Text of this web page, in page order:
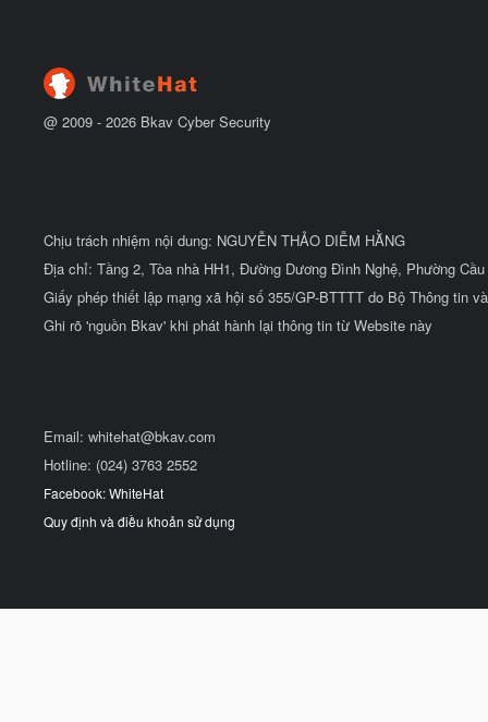
@ 2009 - 2026 Bkav Cyber Security
Chịu trách nhiệm nội dung: NGUYỄN THẢO DIỄM HẰNG
Địa chỉ: Tầng 2, Tòa nhà HH1, Đường Dương Đình Nghệ, Phường
Giấy phép thiết lập mạng xã hội số 355/GP-BTTTT do Bộ Thông tin
Ghi rõ 'nguồn Bkav' khi phát hành lại thông tin từ Website này
Email: whitehat@bkav.com
Hotline: (024) 3763 2552
Facebook: WhiteHat
Quy định và điều khoản sử dụng